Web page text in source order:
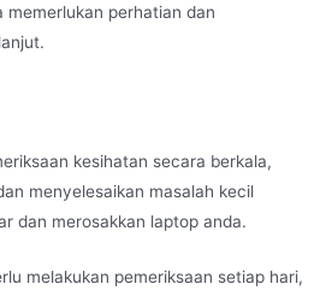
memerlukan perhatian dan
kesihatan secara berkala,
menyelesaikan masalah kecil
dan merosakkan laptop anda.
melakukan pemeriksaan setiap hari,